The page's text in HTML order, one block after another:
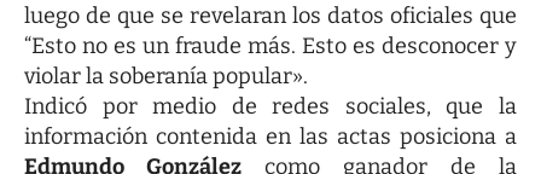
luego de que se revelaran los datos oficiales que
“Esto no es un fraude más. Esto es desconocer y
violar la soberanía popular».
Indicó por medio de redes sociales, que la
información contenida en las actas posiciona a
Edmundo González como ganador de la